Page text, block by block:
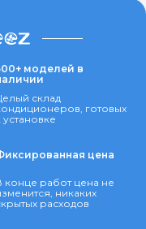
моделей в
склад
готовых
установке
цена
конце работ цена не
никаких
расходов